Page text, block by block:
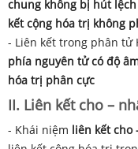
chung không bị hút lệch
kết cộng hóa trị không
- Liên kết trong phân tử
phía nguyên tử có độ
hóa trị phân cực
II. Liên kết cho –
- Khái niệm liên kết cho